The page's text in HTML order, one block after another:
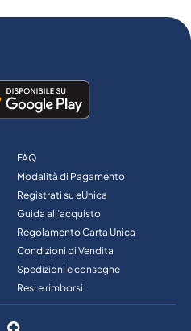
FAQ
Modalità di Pagamento
Registrati su eUnica
Guida all’acquisto
Regolamento Carta Unica
Condizioni di Vendita
Spedizioni e consegne
Resi e rimborsi